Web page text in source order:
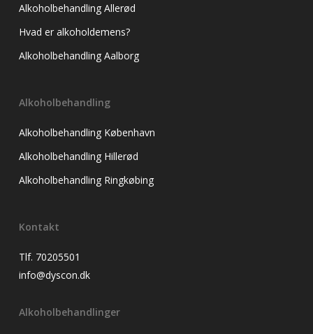
Alkoholbehandling Allerød
Hvad er alkoholdemens?
Alkoholbehandling Aalborg
Alkoholbehandling
Alkoholbehandling København
Alkoholbehandling Hillerød
Alkoholbehandling Ringkøbing
Kontakt
Tlf. 70205501
info@dyscon.dk
Alkoholbehandlinger